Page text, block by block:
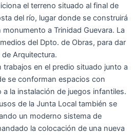
el terreno situado al final de
del río, lugar donde se construirá
a Trinidad Guevara. La
del Dpto. de Obras, para dar
Arquitectura.
trabajos en el predio situado junto a
se conforman espacios con
la instalación de juegos infantiles.
de la Junta Local también se
un moderno sistema de
la colocación de una nueva